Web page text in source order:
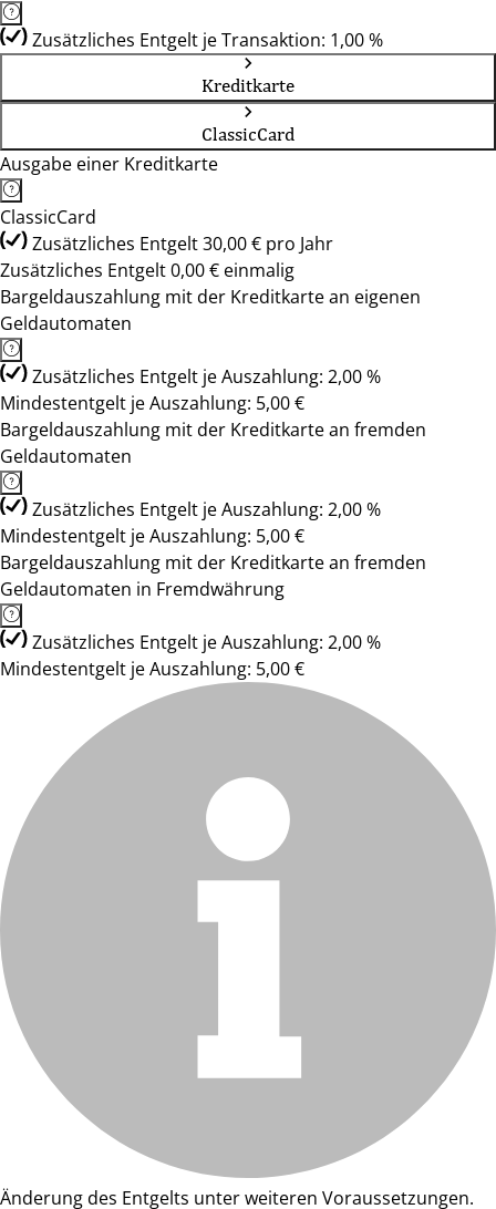
Zusätzliches Entgelt je Transaktion: 1,00 %
Kreditkarte
ClassicCard
Ausgabe einer Kreditkarte
ClassicCard
Zusätzliches Entgelt 30,00 € pro Jahr
Zusätzliches Entgelt 0,00 € einmalig
Bargeldauszahlung mit der Kreditkarte an eigenen
Geldautomaten
Zusätzliches Entgelt je Auszahlung: 2,00 %
Mindestentgelt je Auszahlung: 5,00 €
Bargeldauszahlung mit der Kreditkarte an fremden
Geldautomaten
Zusätzliches Entgelt je Auszahlung: 2,00 %
Mindestentgelt je Auszahlung: 5,00 €
Bargeldauszahlung mit der Kreditkarte an fremden
Geldautomaten in Fremdwährung
Zusätzliches Entgelt je Auszahlung: 2,00 %
Mindestentgelt je Auszahlung: 5,00 €
Änderung des Entgelts unter weiteren Voraussetzungen.